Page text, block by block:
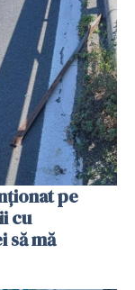
pe
cu
să mă